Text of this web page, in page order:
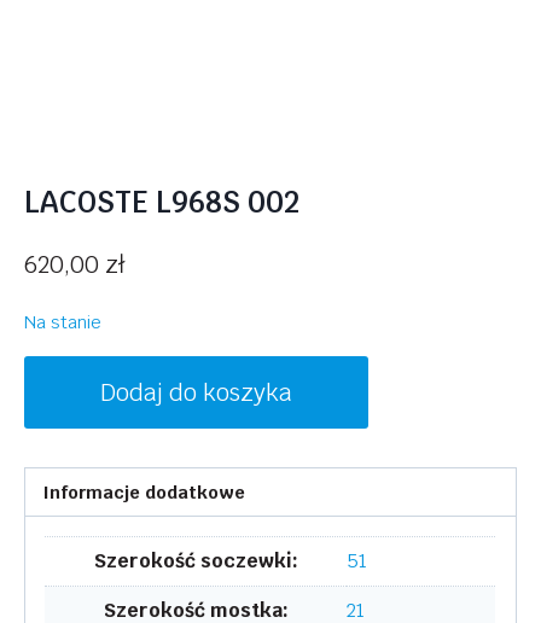
LACOSTE L968S 002
620,00 zł
Na stanie
LACOSTE
L968S
002
Dodaj do koszyka
Informacje dodatkowe
Szerokość soczewki:
51
Szerokość mostka:
21